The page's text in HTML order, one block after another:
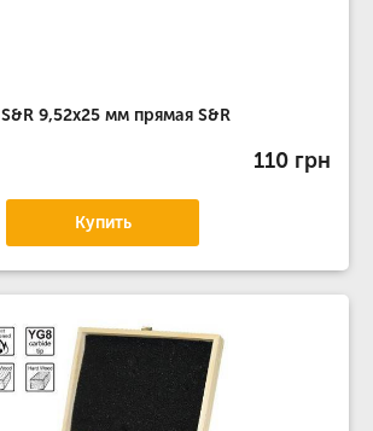
9,52х25 мм прямая S&R
110 грн
Купить